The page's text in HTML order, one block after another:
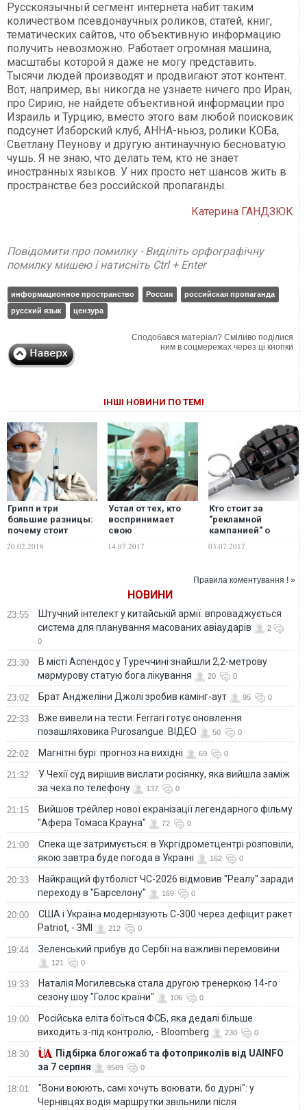
Русскоязычный сегмент интернета набит таким
количеством псевдонаучных роликов, статей, книг,
тематических сайтов, что объективную информацию
получить невозможно. Работает огромная машина,
масштабы которой я даже не могу представить.
Тысячи людей производят и продвигают этот контент.
Вот, например, вы никогда не узнаете ничего про Иран,
про Сирию, не найдете объективной информации про
Израиль и Турцию, вместо этого вам любой поисковик
подсунет Изборский клуб, АННА-ньюз, ролики КОБа,
Светлану Пеунову и другую антинаучную бесноватую
чушь. Я не знаю, что делать тем, кто не знает
иностранных языков. У них просто нет шансов жить в
пространстве без российской пропаганды.
Катерина ГАНДЗЮК
Повідомити про помилку - Виділіть орфографічну
помилку мишею і натисніть Ctrl + Enter
информационное пространство Россия
российская пропаганда
русский язык
цензура
Сподобався матеріал? Сміливо поділися
ним в соцмережах через ці кнопки
ІНШІ НОВИНИ ПО ТЕМІ
Грипп и три
большие разницы:
почему стоит
языке
20.02.2018
Устал от тех, кто
воспринимает
свою
как право не учить
14.07.2017
Кто стоит за
"рекламной
кампанией" о
болезни. ФОТО
03.07.2017
Правила коментування ! »
НОВИНИ
23:55
Штучний інтелект у китайській армії: впроваджується
система для планування масованих авіаударів
2
0
23:30
В місті Аспендос у Туреччині знайшли 2,2-метрову
мармурову статую бога лікування
20 0
23:02 Брат Анджеліни Джолі зробив камінг-аут 95 0
22:33
Вже вивели на тести: Ferrari готує оновлення
позашляховика Purosangue. ВІДЕО
50 0
22:02 Магнітні бурі: прогноз на вихідні 69 0
21:32
У Чехії суд вирішив вислати росіянку, яка вийшла заміж
за чеха по телефону
137 0
21:15
Вийшов трейлер нової екранізації легендарного фільму
"Афера Томаса Крауна"
72 0
21:00
Спека ще затримується: в Укргідрометцентрі розповіли,
якою завтра буде погода в Україні
162 0
20:33
Найкращий футболіст ЧС-2026 відмовив "Реалу" заради
переходу в "Барселону"
169 0
20:00
США і Україна модернізують С-300 через дефіцит ракет
Patriot, - ЗМІ
212 0
19:44 Зеленський прибув до Сербії на важливі перемовини
121 0
19:33
Наталія Могилевська стала другою тренеркою 14-го
сезону шоу "Голос країни"
106 0
19:00
Російська еліта боїться ФСБ, яка дедалі більше
виходить з-під контролю, - Bloomberg
230 0
18:30
Підбірка блогожаб та фотоприколів від UAINFO
за 7 серпня
9589 0
18:01
"Вони воюють, самі хочуть воювати, бо дурні": у
Чернівцях водія маршрутки звільнили після